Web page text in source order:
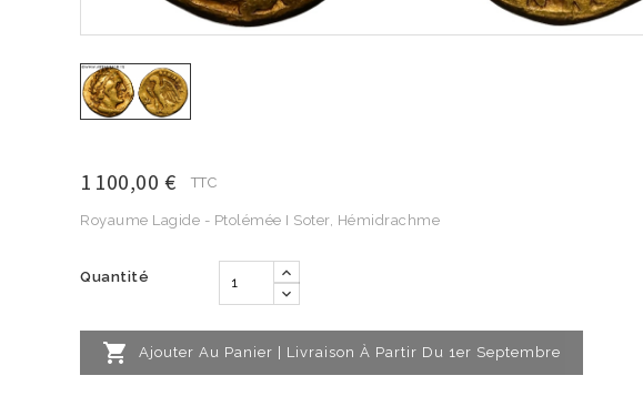
1 100,00 € TTC
Royaume Lagide - Ptolémée I Soter, Hémidrachme
Quantité
 Ajouter Au Panier | Livraison À Partir Du 1er Septembre